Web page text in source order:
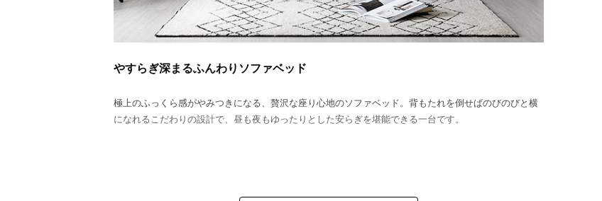
やすらぎ深まるふんわりソファベッド
極上のふっくら感がやみつきになる、贅沢な座り心地のソファベッド。背もたれを倒せばのびのびと横
になれるこだわりの設計で、昼も夜もゆったりとした安らぎを堪能できる一台です。